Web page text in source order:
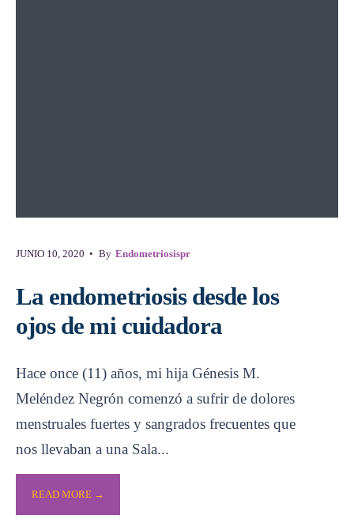
JUNIO 10, 2020 • By Endometriosispr
La endometriosis desde los
ojos de mi cuidadora
Hace once (11) años, mi hija Génesis M.
Meléndez Negrón comenzó a sufrir de dolores
menstruales fuertes y sangrados frecuentes que
nos llevaban a una Sala...
READ MORE →